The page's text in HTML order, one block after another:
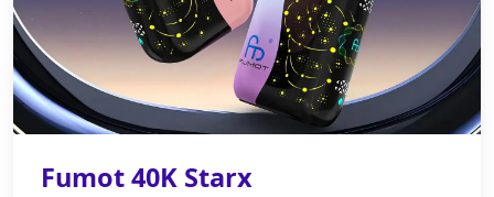
Fumot 40K Starx